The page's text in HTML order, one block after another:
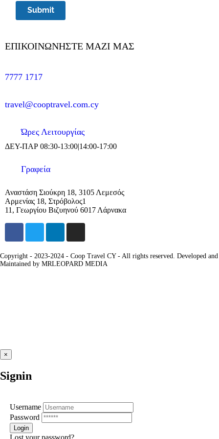
Submit
ΕΠΙΚΟΙΝΩΝΗΣΤΕ MAZI ΜΑΣ
7777 1717
travel@cooptravel.com.cy
Ώρες Λειτουργίας
ΔΕΥ-ΠΑΡ 08:30-13:00|14:00-17:00
Γραφεία
Αναστάση Σιούκρη 18, 3105 Λεμεσός
Αρμενίας 18, Στρόβολος1
11, Γεωργίου Βιζυηνού 6017 Λάρνακα
Copyright - 2023-2024 - Coop Travel CY - All rights reserved. Developed and
Maintained by MRLEOPARD MEDIA
×
Signin
Username
Password
Lost your password?